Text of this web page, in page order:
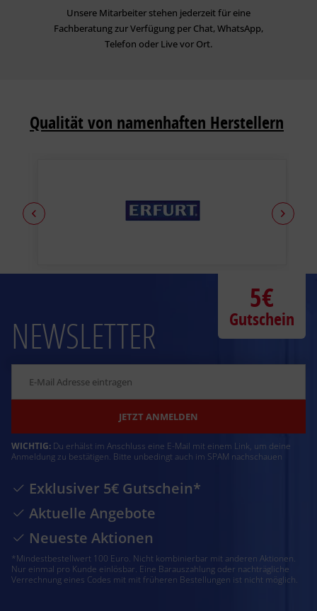
Unsere Mitarbeiter stehen jederzeit für eine
Fachberatung zur Verfügung per Chat, WhatsApp,
Telefon oder Live vor Ort.
Qualität von namenhaften Herstellern
NEWSLETTER
JETZT ANMELDEN
WICHTIG: Du erhälst im Anschluss eine E-Mail mit einem Link, um deine
Anmeldung zu bestätigen. Bitte unbedingt auch im SPAM nachschauen
Exklusiver 5€ Gutschein*
Aktuelle Angebote
Neueste Aktionen
*Mindestbestellwert 100 Euro. Nicht kombinierbar mit anderen Aktionen.
Nur einmal pro Kunde einlösbar. Eine Barauszahlung oder nachträgliche
Verrechnung eines Codes mit mit früheren Bestellungen ist nicht möglich.
5€
Gutschein